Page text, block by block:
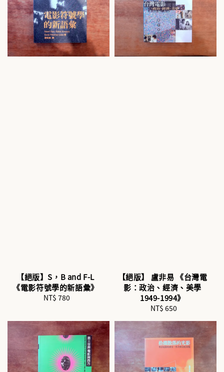
【絕版】S，B and F-L
《電影符號學的新語彙》
Regular
NT$ 780
【絕版】 盧非易 《台灣電
影：政治、經濟、美學
1949-1994》
Regular
NT$ 650